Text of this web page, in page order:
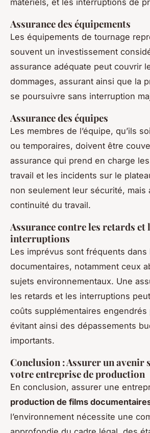
Assurance des équipements
Les équipements de tournage
souvent un investissement
assurance adéquate peut couvrir
dommages, assurant ainsi que la
se poursuivre sans interruption
Assurance des équipes
Les membres de l’équipe, qu’ils
ou temporaires, doivent être
assurance qui prend en charge
travail et les incidents sur le
non seulement leur sécurité, mais
continuité du travail.
Assurance contre les retards et
interruptions
Les imprévus sont fréquents dans
documentaires, notamment ceux
sujets environnementaux. Une
les retards et les interruptions
coûts supplémentaires engendrés
évitant ainsi des dépassements
importants.
Conclusion : Assurer un avenir
votre entreprise de production
En conclusion, assurer une
production de films
l’environnement nécessite une